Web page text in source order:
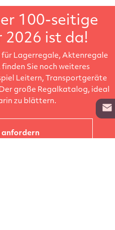
100-seitige
2026 ist da!
für Lagerregale, Aktenregale
Sie noch weiteres
Leitern, Transportgeräte
große Regalkatalog, ideal
zu blättern.
anfordern